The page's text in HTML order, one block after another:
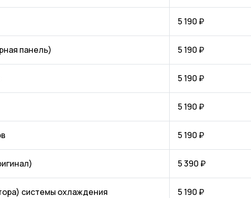
5 190 ₽
панель) 5 190 ₽
5 190 ₽
5 190 ₽
5 190 ₽
5 390 ₽
системы охлаждения 5 190 ₽